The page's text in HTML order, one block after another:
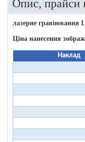
Опис, прайси
лазерне гравіювання
Ціна нанесення
Наклад